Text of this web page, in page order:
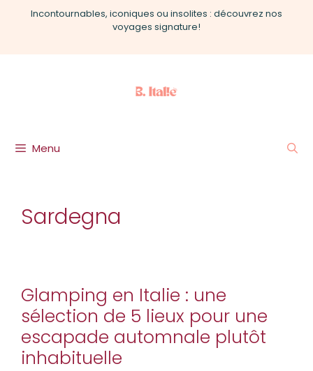
Incontournables, iconiques ou insolites : découvrez nos
voyages signature!
Menu
Sardegna
Glamping en Italie : une
sélection de 5 lieux pour une
escapade automnale plutôt
inhabituelle